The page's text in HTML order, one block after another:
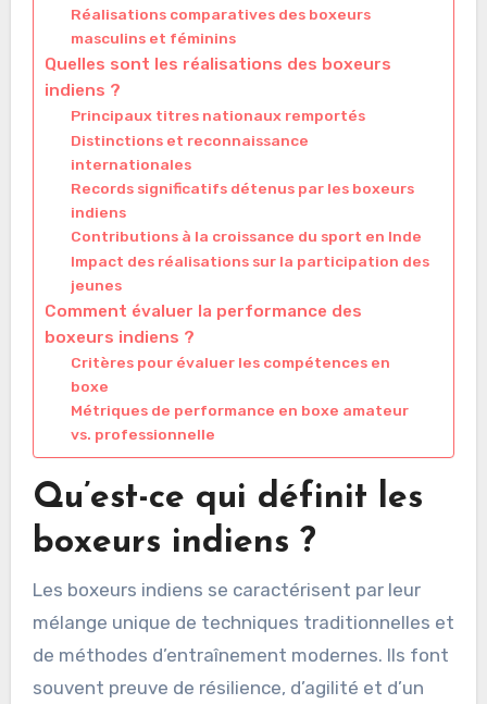
Réalisations comparatives des boxeurs
masculins et féminins
Quelles sont les réalisations des boxeurs
indiens ?
Principaux titres nationaux remportés
Distinctions et reconnaissance
internationales
Records significatifs détenus par les boxeurs
indiens
Contributions à la croissance du sport en Inde
Impact des réalisations sur la participation des
jeunes
Comment évaluer la performance des
boxeurs indiens ?
Critères pour évaluer les compétences en
boxe
Métriques de performance en boxe amateur
vs. professionnelle
Qu’est-ce qui définit les
boxeurs indiens ?
Les boxeurs indiens se caractérisent par leur
mélange unique de techniques traditionnelles et
de méthodes d’entraînement modernes. Ils font
souvent preuve de résilience, d’agilité et d’un